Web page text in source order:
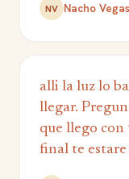
NV Nacho Vegas
alli la luz lo
llegar.
que llego con
final te estare